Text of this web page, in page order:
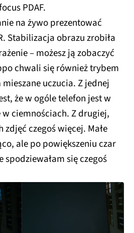
PDAF.
na żywo prezentować
Stabilizacja obrazu zrobiła
– możesz ją zobaczyć
chwali się również trybem
uczucia. Z jednej
że w ogóle telefon jest w
ciemnościach. Z drugiej,
zdjęć czegoś więcej. Małe
ale po powiększeniu czar
spodziewałam się czegoś